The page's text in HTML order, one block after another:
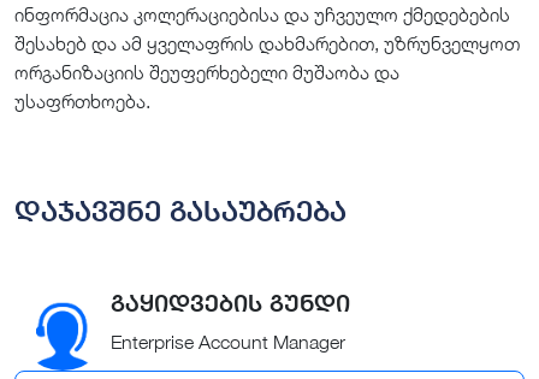
ინფორმაცია კოლერაციებისა და უჩვეულო ქმედებების
შესახებ და ამ ყველაფრის დახმარებით, უზრუნველყოთ
ორგანიზაციის შეუფერხებელი მუშაობა და
უსაფრთხოება.
დაჯავშნე გასაუბრება
გაყიდვების გუნდი
Enterprise Account Manager